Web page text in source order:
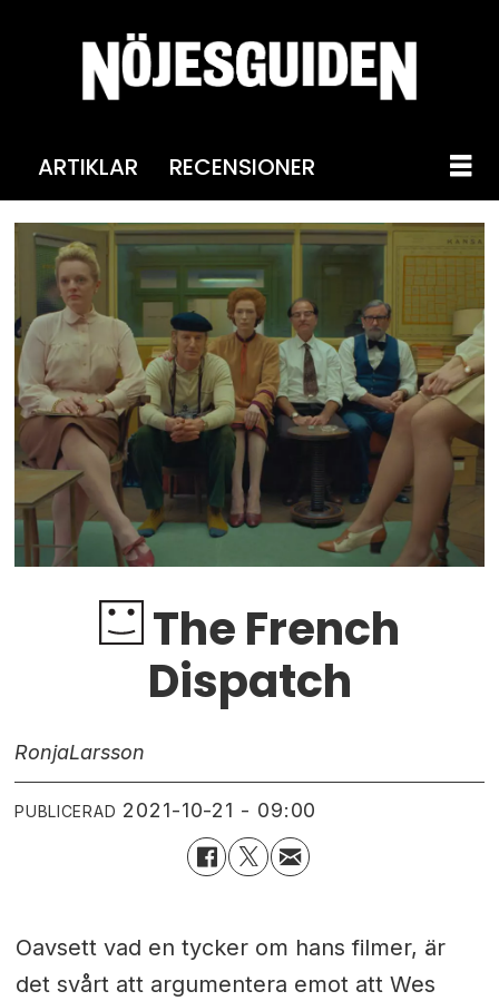
ARTIKLAR RECENSIONER
The French
Dispatch
RonjaLarsson
PUBLICERAD 2021-10-21 - 09:00
Oavsett vad en tycker om hans filmer, är
det svårt att argumentera emot att Wes